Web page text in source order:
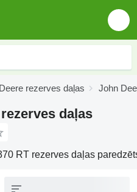
rezerves daļas John
daļas
RT rezerves daļas